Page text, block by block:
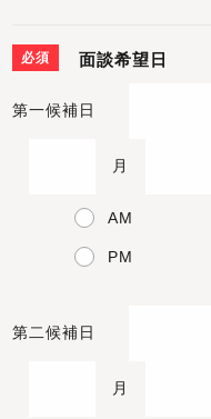
必須 面談希望日
第一候補日
月
AM
PM
第二候補日
月